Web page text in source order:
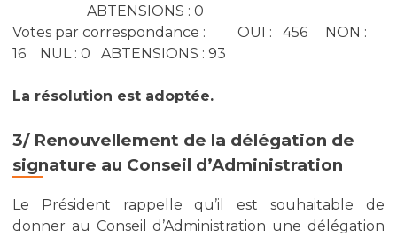
ABTENSIONS : 0
Votes par correspondance : OUI : 456 NON :
16 NUL : 0 ABTENSIONS : 93
La résolution est adoptée.
3/ Renouvellement de la délégation de
signature au Conseil d’Administration
Le Président rappelle qu’il est souhaitable de
donner au Conseil d’Administration une délégation